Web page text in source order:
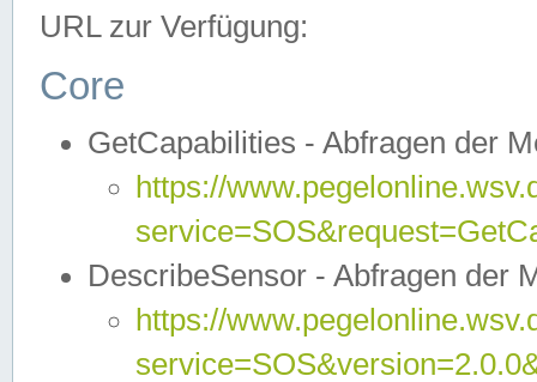
URL zur Verfügung:
Core
GetCapabilities - Abfragen der
https://
DescribeSensor - Abfragen der
https://